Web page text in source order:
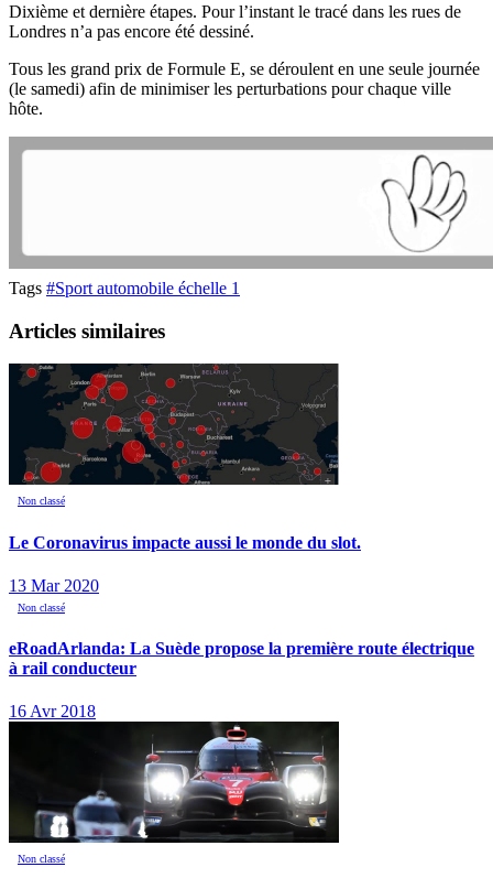
Dixième et dernière étapes. Pour l’instant le tracé dans les rues de
Londres n’a pas encore été dessiné.
Tous les grand prix de Formule E, se déroulent en une seule journée
(le samedi) afin de minimiser les perturbations pour chaque ville
hôte.
Tags #Sport automobile échelle 1
Articles similaires
Non classé
Le Coronavirus impacte aussi le monde du slot.
13 Mar 2020
Non classé
eRoadArlanda: La Suède propose la première route électrique
à rail conducteur
16 Avr 2018
Non classé